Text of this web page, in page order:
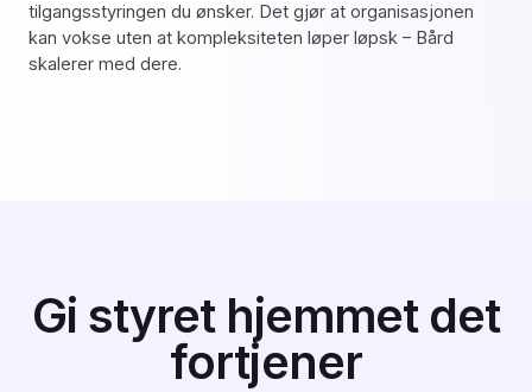
tilgangsstyringen du ønsker. Det gjør at organisasjonen
kan vokse uten at kompleksiteten løper løpsk – Bård
skalerer med dere.
Gi styret hjemmet det
fortjener